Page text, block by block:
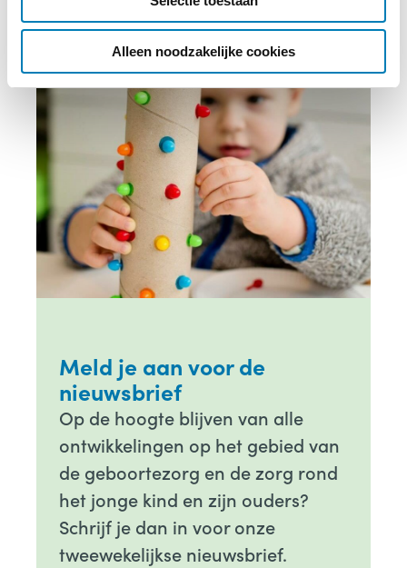
Alleen noodzakelijke cookies
Meld je aan voor de
nieuwsbrief
Op de hoogte blijven van alle
ontwikkelingen op het gebied van
de geboortezorg en de zorg rond
het jonge kind en zijn ouders?
Schrijf je dan in voor onze
tweewekelijkse nieuwsbrief.